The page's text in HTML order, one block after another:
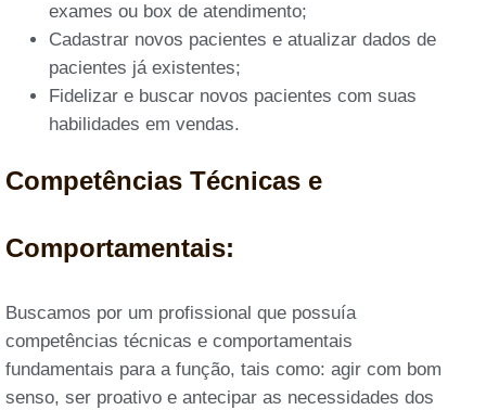
exames ou box de atendimento;
Cadastrar novos pacientes e atualizar dados de
pacientes já existentes;
Fidelizar e buscar novos pacientes com suas
habilidades em vendas.
Competências Técnicas e
Comportamentais:
Buscamos por um profissional que possuía
competências técnicas e comportamentais
fundamentais para a função, tais como: agir com bom
senso, ser proativo e antecipar as necessidades dos